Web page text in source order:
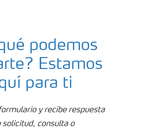
podemos
Estamos
para ti
y recibe respuesta
solicitud, consulta o